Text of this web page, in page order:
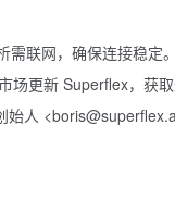
联网，确保连接稳定。
场更新 Superflex，获取
始人